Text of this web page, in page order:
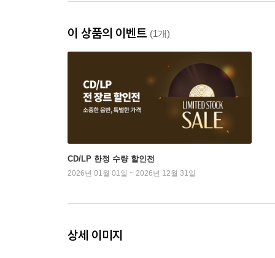
이 상품의 이벤트 (1개)
CD/LP 한정 수량 할인전
2026년 01월 01일 ~ 2026년 12월 31일
상세 이미지